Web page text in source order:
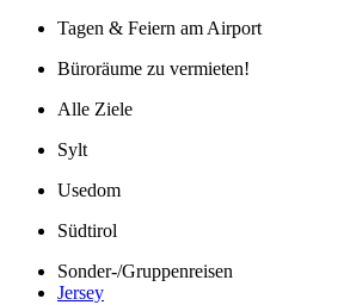
Tagen & Feiern am Airport
Büroräume zu vermieten!
Alle Ziele
Sylt
Usedom
Südtirol
Sonder-/Gruppenreisen
Jersey